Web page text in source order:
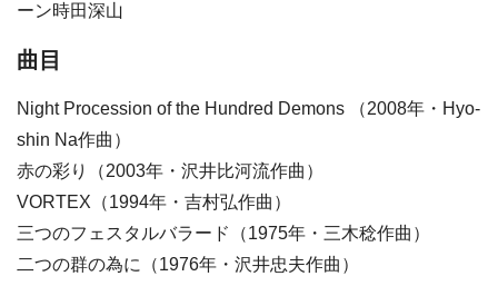
ーン時田深山
曲目
Night Procession of the Hundred Demons （2008年・Hyo-
shin Na作曲）
赤の彩り（2003年・沢井比河流作曲）
VORTEX（1994年・吉村弘作曲）
三つのフェスタルバラード（1975年・三木稔作曲）
二つの群の為に（1976年・沢井忠夫作曲）